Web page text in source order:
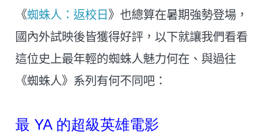
《蜘蛛人：返校日 》也總算在暑期強勢登場，
國內外試映後皆獲得好評，以下就讓我們看看
這位史上最年輕的蜘蛛人魅力何在、與過往
《蜘蛛人》系列有何不同吧：
最 YA 的超級英雄電影